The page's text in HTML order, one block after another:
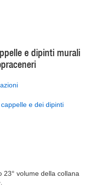
e dipinti murali
e dei dipinti
23° volume della collana